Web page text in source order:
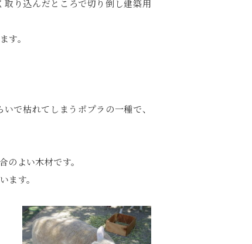
り込んだところで切り倒し建築用
す。
で枯れてしまうポプラの一種で、
よい木材です。
ます。